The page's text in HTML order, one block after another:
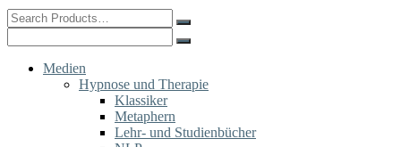
Search
for:
for:
Medien
Hypnose und Therapie
Klassiker
Metaphern
Lehr- und Studienbücher